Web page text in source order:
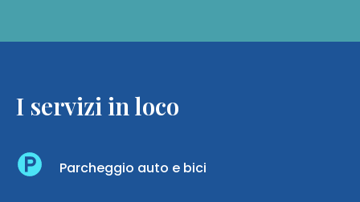
I servizi in loco
Parcheggio auto e bici